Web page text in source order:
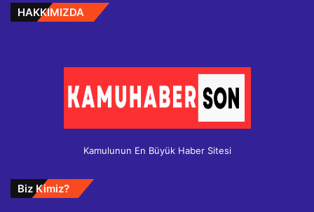
HAKKIMIZDA
Kamulunun En Büyük Haber Sitesi
Biz Kimiz?